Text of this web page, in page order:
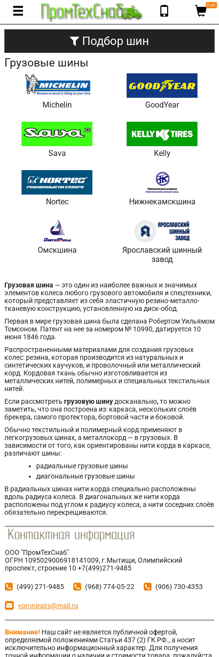
0 шт.
Подбор шин
Грузовые шины
Michelin GoodYear
Sava Kelly
Nortec Нижнекамскшина
Омскшина
Ярославский шинный
завод
Грузовая шина — это один из наиболее важных и значимых
элементов колеса любого грузового автомобиля и спецтехники,
который представляет из себя эластичную резино-металло-
тканевую конструкцию, установленную на диск-обод.
Первая в мире грузовая шина была сделана Робертом Уильямом
Томсоном. Патент на нее за номером № 10990, датируется 10
июня 1846 года.
Распространенными материалами для создания грузовых
колес: резина, которая производится из натуральных и
синтетических каучуков, и проволочный или металлический
корд. Кордовая ткань обычно изготовливается из
металлических нитей, полимерных и специальных текстильных
нитей.
Если рассмотреть грузовую шину досканально,то можно
заметить, что она построена из: каркаса, нескольких слоёв
брекера, самого протектора, бортовой части и боковой.
Обычно текстильный и полимерный корд применяют в
легкогрузовых шинах, а металлокорд — в грузовых. В
зависимости от того, как ориентированы нити корда в каркасе,
различают шины:
радиальные грузовые шины
диагональные грузовые шины
В радиальных шинах нити корда специально расположены
вдоль радиуса колеса. В диагональных же нити корда
расположены под углом к радиусу колеса, а нити соседних слоёв
обязательно перекрещиваются.
ООО "ПромТехСнаб"
ОГРН 1095029006918141009, г.Мытищи, Олимпийский
проспект, строение 10 +7(499)271-9485
(499) 271-9485 (968) 774-05-22 (906) 730-4353
voroninpts@mail.ru
Внимание! Наш сайт не является публичной офертой,
определяемой положениями Статьи 437 (2) ГК РФ., а носит
исключительно информационный характер. Для получения